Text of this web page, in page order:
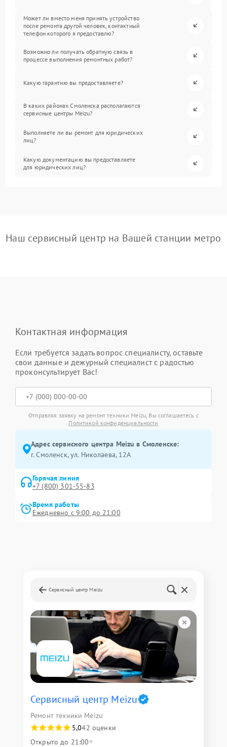
Может ли вместо меня принять устройство
после ремонта другой человек, контактный
телефон которого я предоставлю?
Возможно ли получать обратную связь в
процессе выполнения ремонтных работ?
Какую гарантию вы предоставляете?
В каких районах Смоленска располагаются
сервисные центры Meizu?
Выполняете ли вы ремонт для юридических
лиц?
Какую документацию вы предоставляете
для юридических лиц?
Наш сервисный центр на Вашей станции метро
Контактная информация
Если требуется задать вопрос специалисту, оставьте
свои данные и дежурный специалист с радостью
проконсультирует Вас!
Отправляя заявку на ремонт техники Meizu, Вы соглашаетесь с
Политикой конфиденциальности
Адрес сервисного центра Meizu в Смоленске:
г. Смоленск, ул. Николаева, 12А
Горячая линия
+7 (800) 301-55-83
Время работы
Ежедневно с 9:00 до 21:00
Сервисный центр Meizu
Сервисный центр Meizu
Ремонт техники Meizu
5,042 оценки
Открыто до 21:00